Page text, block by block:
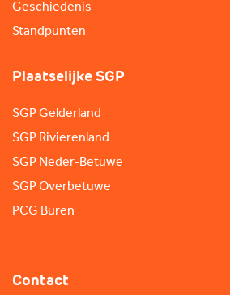
Geschiedenis
Standpunten
Plaatselijke SGP
SGP Gelderland
SGP Rivierenland
SGP Neder-Betuwe
SGP Overbetuwe
PCG Buren
Contact